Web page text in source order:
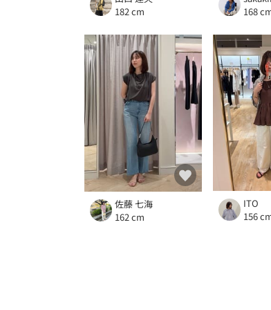
182 cm
168
佐藤 七海
162 cm
ITO
156